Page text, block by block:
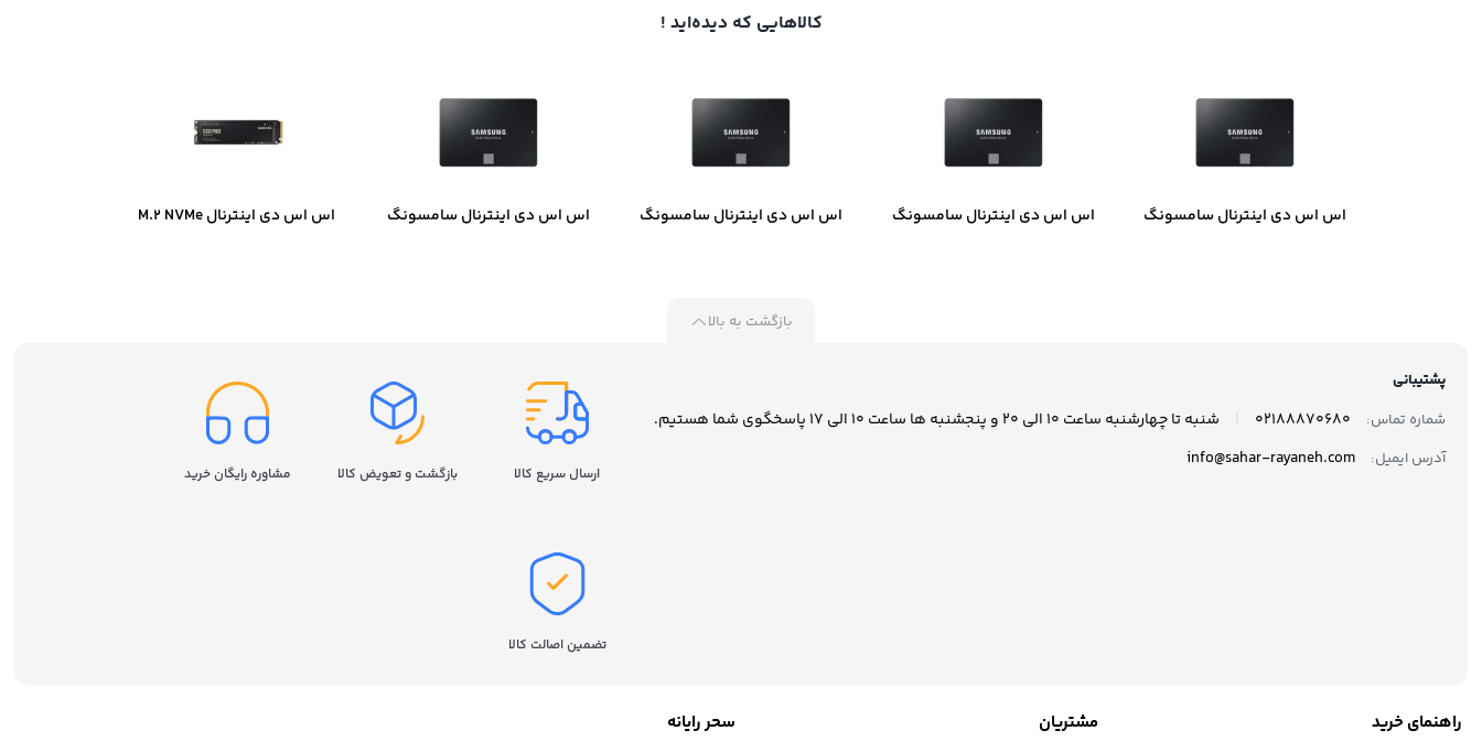
کالاهایی که دیده‌اید !
اس اس دی اینترنال سامسونگ
اس اس دی اینترنال سامسونگ
اس اس دی اینترنال سامسونگ
اس اس دی اینترنال سامسونگ
اس اس دی اینترنال M.2 NVMe
بازگشت به بالا
پشتیبانی
شماره تماس:
02188870680 شنبه تا چهارشنبه ساعت 10 الی 20 و پنجشنبه ها ساعت 10 الی 17 پاسخگوی شما هستیم.
آدرس ایمیل: info@sahar-rayaneh.com
ارسال سریع کالا بازگشت و تعویض کالا مشاوره رایگان خرید
تضمین اصالت کالا
راهنمای خرید مشتریان سحر رایانه